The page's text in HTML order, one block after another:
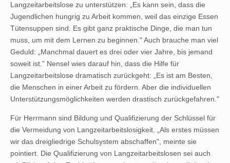
Langzeitarbeitslose zu unterstützen: „Es kann sein, dass die
Jugendlichen hungrig zu Arbeit kommen, weil das einzige Essen
Tütensuppen sind. Es gibt ganz praktische Dinge, die man tun
muss, um mit dem Lernen zu beginnen." Auch brauche man viel
Geduld: „Manchmal dauert es drei oder vier Jahre, bis jemand
soweit ist." Nensel wies darauf hin, dass die Hilfe für
Langzeitarbeitslose dramatisch zurückgeht: „Es ist am Besten,
die Menschen in einer Arbeit zu fördern. Aber die individuellen
Unterstützungsmöglichkeiten werden drastisch zurückgefahren."
Für Herrmann sind Bildung und Qualifizierung der Schlüssel für
die Vermeidung von Langzeitarbeitslosigkeit. „Als erstes müssen
wir das dreigliedrige Schulsystem abschaffen", meinte sie
pointiert. Die Qualifizierung von Langzeitarbeitslosen sei auch